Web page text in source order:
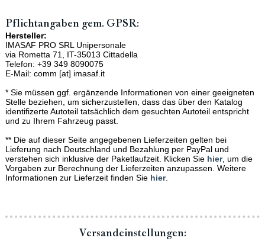
Pflichtangaben gem. GPSR:
Hersteller:
IMASAF PRO SRL Unipersonale
via Rometta 71, IT-35013 Cittadella
Telefon: +39 349 8090075
E-Mail: comm [at] imasaf.it
* Sie müssen ggf. ergänzende Informationen von einer geeigneten
Stelle beziehen, um sicherzustellen, dass das über den Katalog
identifizerte Autoteil tatsächlich dem gesuchten Autoteil entspricht
und zu Ihrem Fahrzeug passt.
** Die auf dieser Seite angegebenen Lieferzeiten gelten bei
Lieferung nach Deutschland und Bezahlung per PayPal und
verstehen sich inklusive der Paketlaufzeit. Klicken Sie hier, um die
Vorgaben zur Berechnung der Lieferzeiten anzupassen. Weitere
Informationen zur Lieferzeit finden Sie hier.
Versand­einstellungen: